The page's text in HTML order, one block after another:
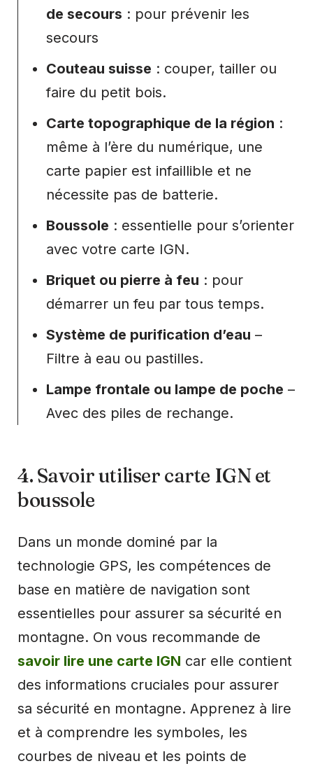
de secours : pour prévenir les
secours
Couteau suisse : couper, tailler ou
faire du petit bois.
Carte topographique de la région :
même à l’ère du numérique, une
carte papier est infaillible et ne
nécessite pas de batterie.
Boussole : essentielle pour s’orienter
avec votre carte IGN.
Briquet ou pierre à feu : pour
démarrer un feu par tous temps.
Système de purification d’eau –
Filtre à eau ou pastilles.
Lampe frontale ou lampe de poche –
Avec des piles de rechange.
4. Savoir utiliser carte IGN et
boussole
Dans un monde dominé par la
technologie GPS, les compétences de
base en matière de navigation sont
essentielles pour assurer sa sécurité en
montagne. On vous recommande de
savoir lire une carte IGN car elle contient
des informations cruciales pour assurer
sa sécurité en montagne. Apprenez à lire
et à comprendre les symboles, les
courbes de niveau et les points de